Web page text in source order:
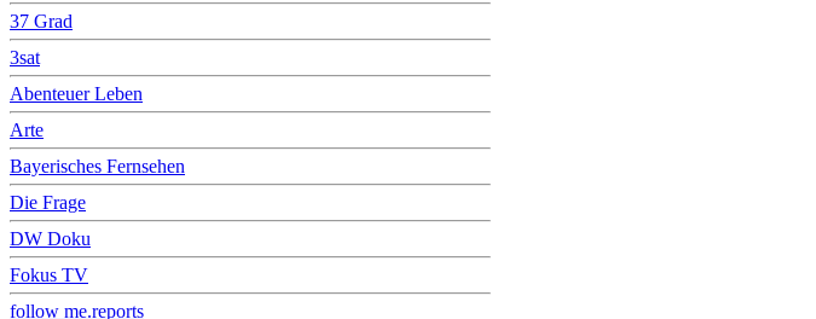
37 Grad
3sat
Abenteuer Leben
Arte
Bayerisches Fernsehen
Die Frage
DW Doku
Fokus TV
follow me.reports